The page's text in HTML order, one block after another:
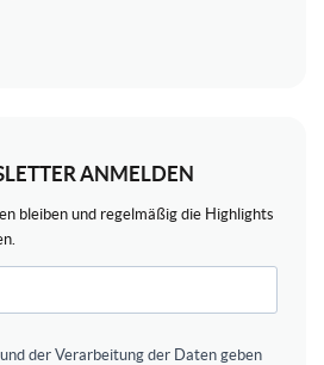
ANMELDEN
bleiben und regelmäßig die Highlights
der Verarbeitung der Daten geben